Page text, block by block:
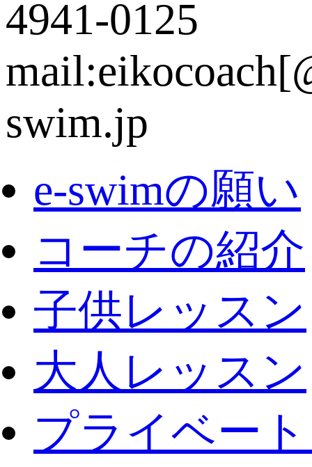
e-swimの願い
コーチの紹介
子供レッスン
大人レッスン
プライベー